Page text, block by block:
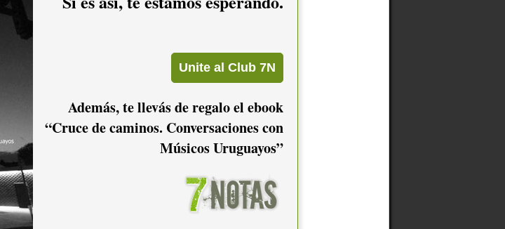
Además, te llevás de regalo el ebook
“Cruce de caminos. Conversaciones con
Músicos Uruguayos”